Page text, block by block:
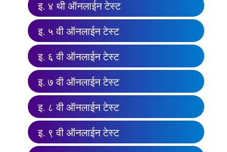
इ. ४ थी ऑनलाईन टेस्ट
इ. ५ वी ऑनलाईन टेस्ट
इ. ६ वी ऑनलाईन टेस्ट
इ. ७ वी ऑनलाईन टेस्ट
इ. ८ वी ऑनलाईन टेस्ट
इ. ९ वी ऑनलाईन टेस्ट